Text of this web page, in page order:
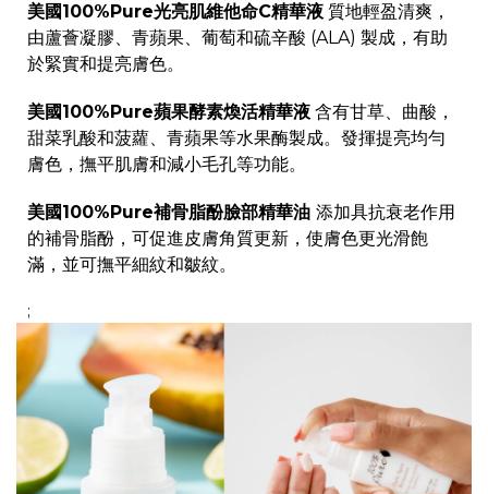
美國100%Pure光亮肌維他命C精華液 質地輕盈清爽，
由蘆薈凝膠、青蘋果、葡萄和硫辛酸 (ALA) 製成，有助
於緊實和提亮膚色。
美國100%Pure蘋果酵素煥活精華液 含有甘草、曲酸，
甜菜乳酸和菠蘿、青蘋果等水果酶製成。發揮提亮均勻
膚色，撫平肌膚和減小毛孔等功能。
美國100%Pure補骨脂酚臉部精華油 添加具抗衰老作用
的補骨脂酚，可促進皮膚角質更新，使膚色更光滑飽
滿，並可撫平細紋和皺紋。
;